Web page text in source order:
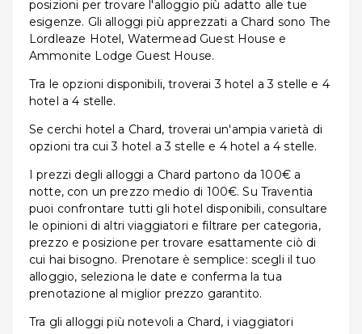
posizioni per trovare l'alloggio più adatto alle tue
esigenze. Gli alloggi più apprezzati a Chard sono The
Lordleaze Hotel, Watermead Guest House e
Ammonite Lodge Guest House.
Tra le opzioni disponibili, troverai 3 hotel a 3 stelle e 4
hotel a 4 stelle.
Se cerchi hotel a Chard, troverai un'ampia varietà di
opzioni tra cui 3 hotel a 3 stelle e 4 hotel a 4 stelle.
I prezzi degli alloggi a Chard partono da 100€ a
notte, con un prezzo medio di 100€. Su Traventia
puoi confrontare tutti gli hotel disponibili, consultare
le opinioni di altri viaggiatori e filtrare per categoria,
prezzo e posizione per trovare esattamente ciò di
cui hai bisogno. Prenotare è semplice: scegli il tuo
alloggio, seleziona le date e conferma la tua
prenotazione al miglior prezzo garantito.
Tra gli alloggi più notevoli a Chard, i viaggiatori